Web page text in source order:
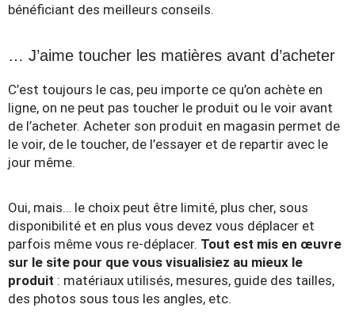
bénéficiant des meilleurs conseils.
… J’aime toucher les matières avant d’acheter
C’est toujours le cas, peu importe ce qu’on achète en
ligne, on ne peut pas toucher le produit ou le voir avant
de l’acheter. Acheter son produit en magasin permet de
le voir, de le toucher, de l’essayer et de repartir avec le
jour même.
Oui, mais… le choix peut être limité, plus cher, sous
disponibilité et en plus vous devez vous déplacer et
parfois même vous re-déplacer. Tout est mis en œuvre
sur le site pour que vous visualisiez au mieux le
produit : matériaux utilisés, mesures, guide des tailles,
des photos sous tous les angles, etc.